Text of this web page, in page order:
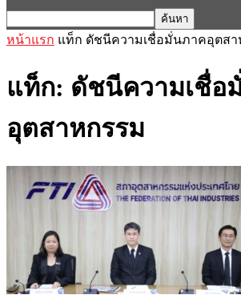
หน้าแรก แท็ก ดัชนีความเชื่อมั่นภาคอุตสา
แท็ก: ดัชนีความเชื่อ
อุตสาหกรรม